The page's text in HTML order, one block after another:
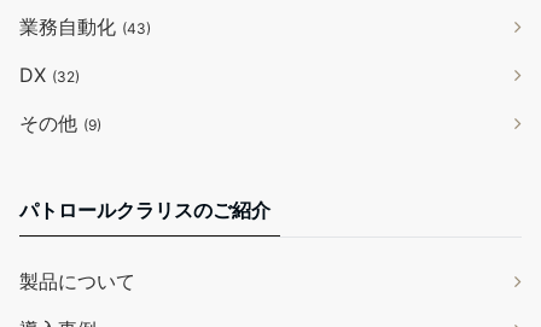
業務自動化 (43)
DX (32)
その他 (9)
パトロールクラリスのご紹介
製品について